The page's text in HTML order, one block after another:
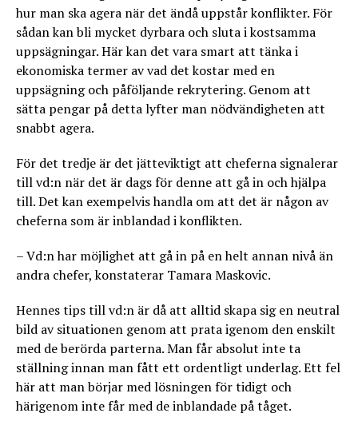
hur man ska agera när det ändå uppstår konflikter. För
sådan kan bli mycket dyrbara och sluta i kostsamma
uppsägningar. Här kan det vara smart att tänka i
ekonomiska termer av vad det kostar med en
uppsägning och påföljande rekrytering. Genom att
sätta pengar på detta lyfter man nödvändigheten att
snabbt agera.
För det tredje är det jätteviktigt att cheferna signalerar
till vd:n när det är dags för denne att gå in och hjälpa
till. Det kan exempelvis handla om att det är någon av
cheferna som är inblandad i konflikten.
– Vd:n har möjlighet att gå in på en helt annan nivå än
andra chefer, konstaterar Tamara Maskovic.
Hennes tips till vd:n är då att alltid skapa sig en neutral
bild av situationen genom att prata igenom den enskilt
med de berörda parterna. Man får absolut inte ta
ställning innan man fått ett ordentligt underlag. Ett fel
här att man börjar med lösningen för tidigt och
härigenom inte får med de inblandade på tåget.